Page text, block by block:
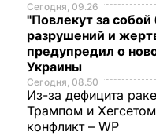
Сегодня, 09.26
"Повлекут за
разрушений и
предупредил о
Украины
Сегодня, 08.50
Из-за дефицита
Трампом и
конфликт – WP